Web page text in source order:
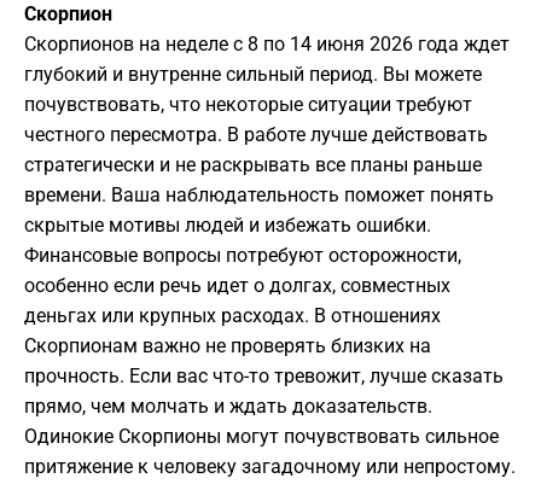
Скорпион
Скорпионов на неделе с 8 по 14 июня 2026 года ждет
глубокий и внутренне сильный период. Вы можете
почувствовать, что некоторые ситуации требуют
честного пересмотра. В работе лучше действовать
стратегически и не раскрывать все планы раньше
времени. Ваша наблюдательность поможет понять
скрытые мотивы людей и избежать ошибки.
Финансовые вопросы потребуют осторожности,
особенно если речь идет о долгах, совместных
деньгах или крупных расходах. В отношениях
Скорпионам важно не проверять близких на
прочность. Если вас что-то тревожит, лучше сказать
прямо, чем молчать и ждать доказательств.
Одинокие Скорпионы могут почувствовать сильное
притяжение к человеку загадочному или непростому.